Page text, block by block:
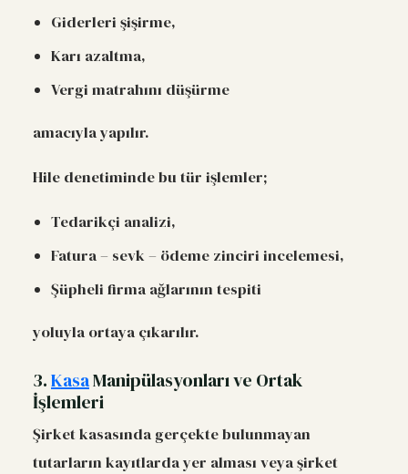
Giderleri şişirme,
Karı azaltma,
Vergi matrahını düşürme
amacıyla yapılır.
Hile denetiminde bu tür işlemler;
Tedarikçi analizi,
Fatura – sevk – ödeme zinciri incelemesi,
Şüpheli firma ağlarının tespiti
yoluyla ortaya çıkarılır.
3.KasaManipülasyonları ve Ortak
İşlemleri
Şirket kasasında gerçekte bulunmayan
tutarların kayıtlarda yer alması veya şirket